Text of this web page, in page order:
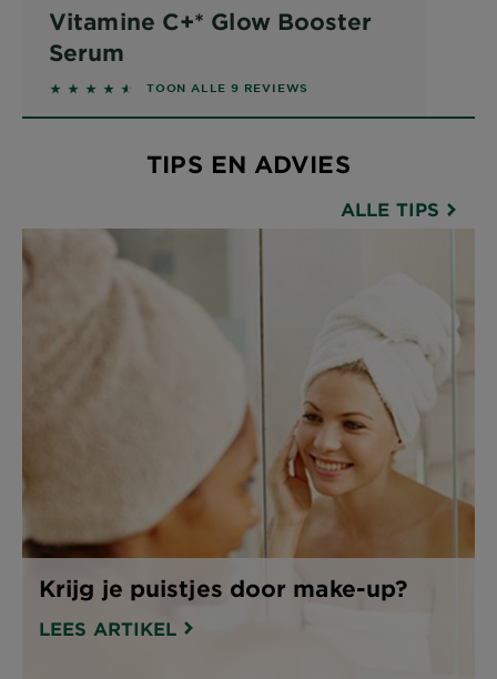
Vitamine C+* Glow Booster
Serum
4.4444 out of 5 stars based on reviews
TOON ALLE 9 REVIEWS
TIPS EN ADVIES
ALLE TIPS
Krijg je puistjes door make-up?
LEES ARTIKEL